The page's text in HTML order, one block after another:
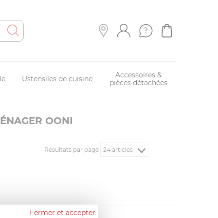
Ustensiles de cuisine
Accessoires &
pièces détachées
OONI
Résultats par page
Fermer et accepter